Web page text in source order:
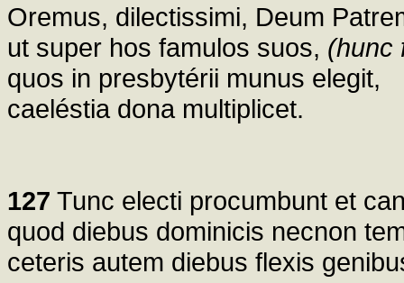
Oremus, dilectissimi, Deum
ut super hos famulos suos, (hunc
quos in presbytérii munus elegit,
caeléstia dona multiplicet.
127 Tunc electi procumbunt et
quod diebus dominicis necnon
ceteris autem diebus flexis